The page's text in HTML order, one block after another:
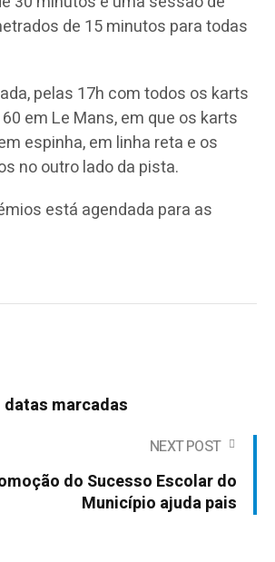
de 15 minutos para todas
pelas 17h com todos os karts
em Le Mans, em que os karts
espinha, em linha reta e os
no outro lado da pista.
está agendada para as
marcadas
NEXT POST
do Sucesso Escolar do
Município ajuda pais